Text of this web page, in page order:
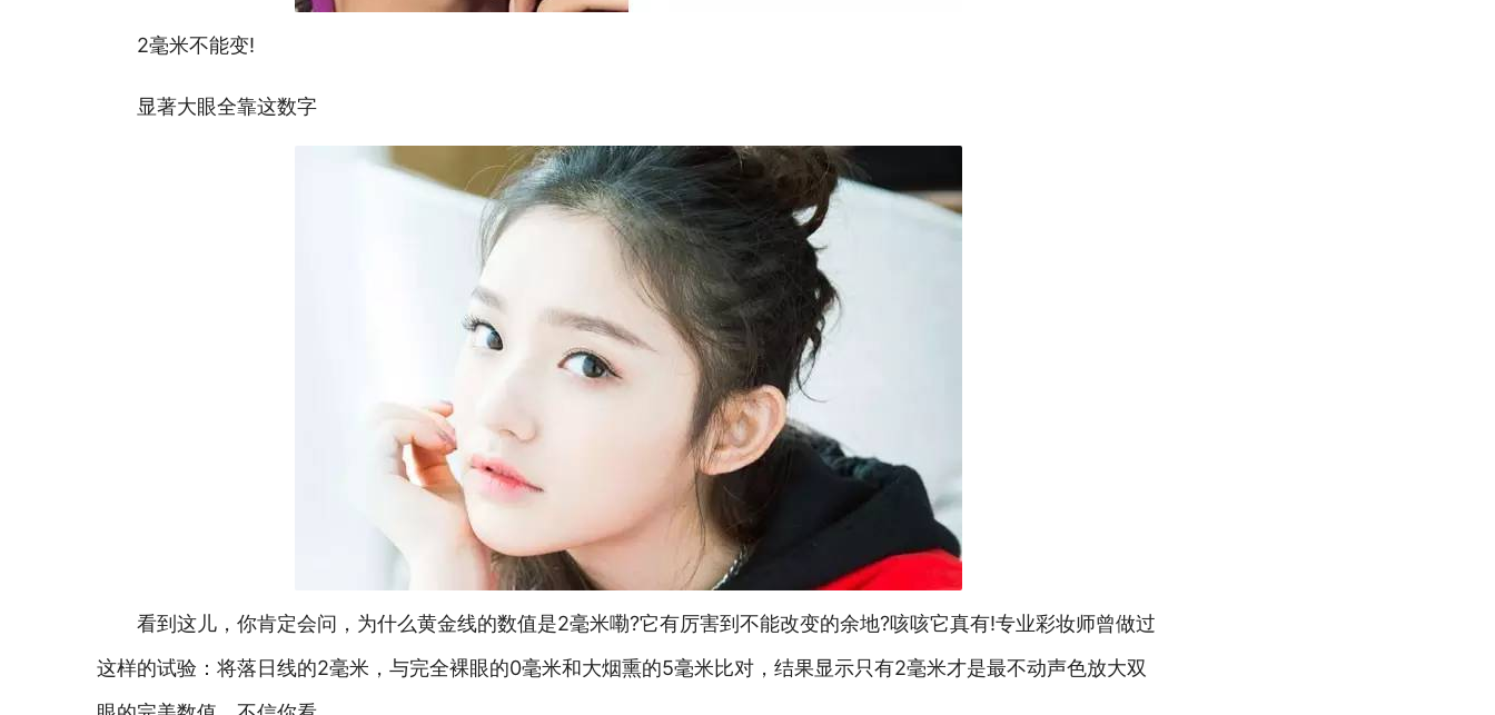
2毫米不能变!
显著大眼全靠这数字
看到这儿，你肯定会问，为什么黄金线的数值是2毫米嘞?它有厉害到不能改变的余地?咳咳它真有!专业彩妆师曾做过
这样的试验：将落日线的2毫米，与完全裸眼的0毫米和大烟熏的5毫米比对，结果显示只有2毫米才是最不动声色放大双